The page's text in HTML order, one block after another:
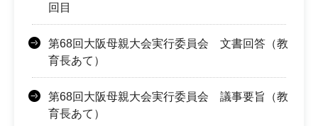
回目
第68回大阪母親大会実行委員会 文書回答（教
育長あて）
第68回大阪母親大会実行委員会 議事要旨（教
育長あて）